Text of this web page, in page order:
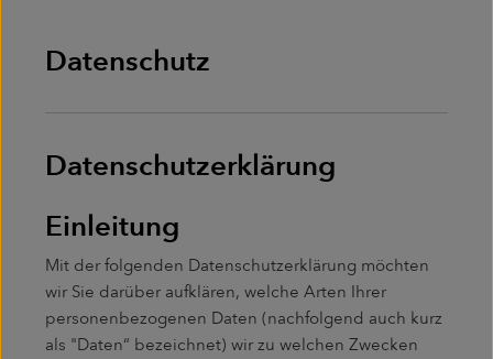
Datenschutz
Datenschutzerklärung
Einleitung
Mit der folgenden Datenschutzerklärung möchten
wir Sie darüber aufklären, welche Arten Ihrer
personenbezogenen Daten (nachfolgend auch kurz
als "Daten“ bezeichnet) wir zu welchen Zwecken